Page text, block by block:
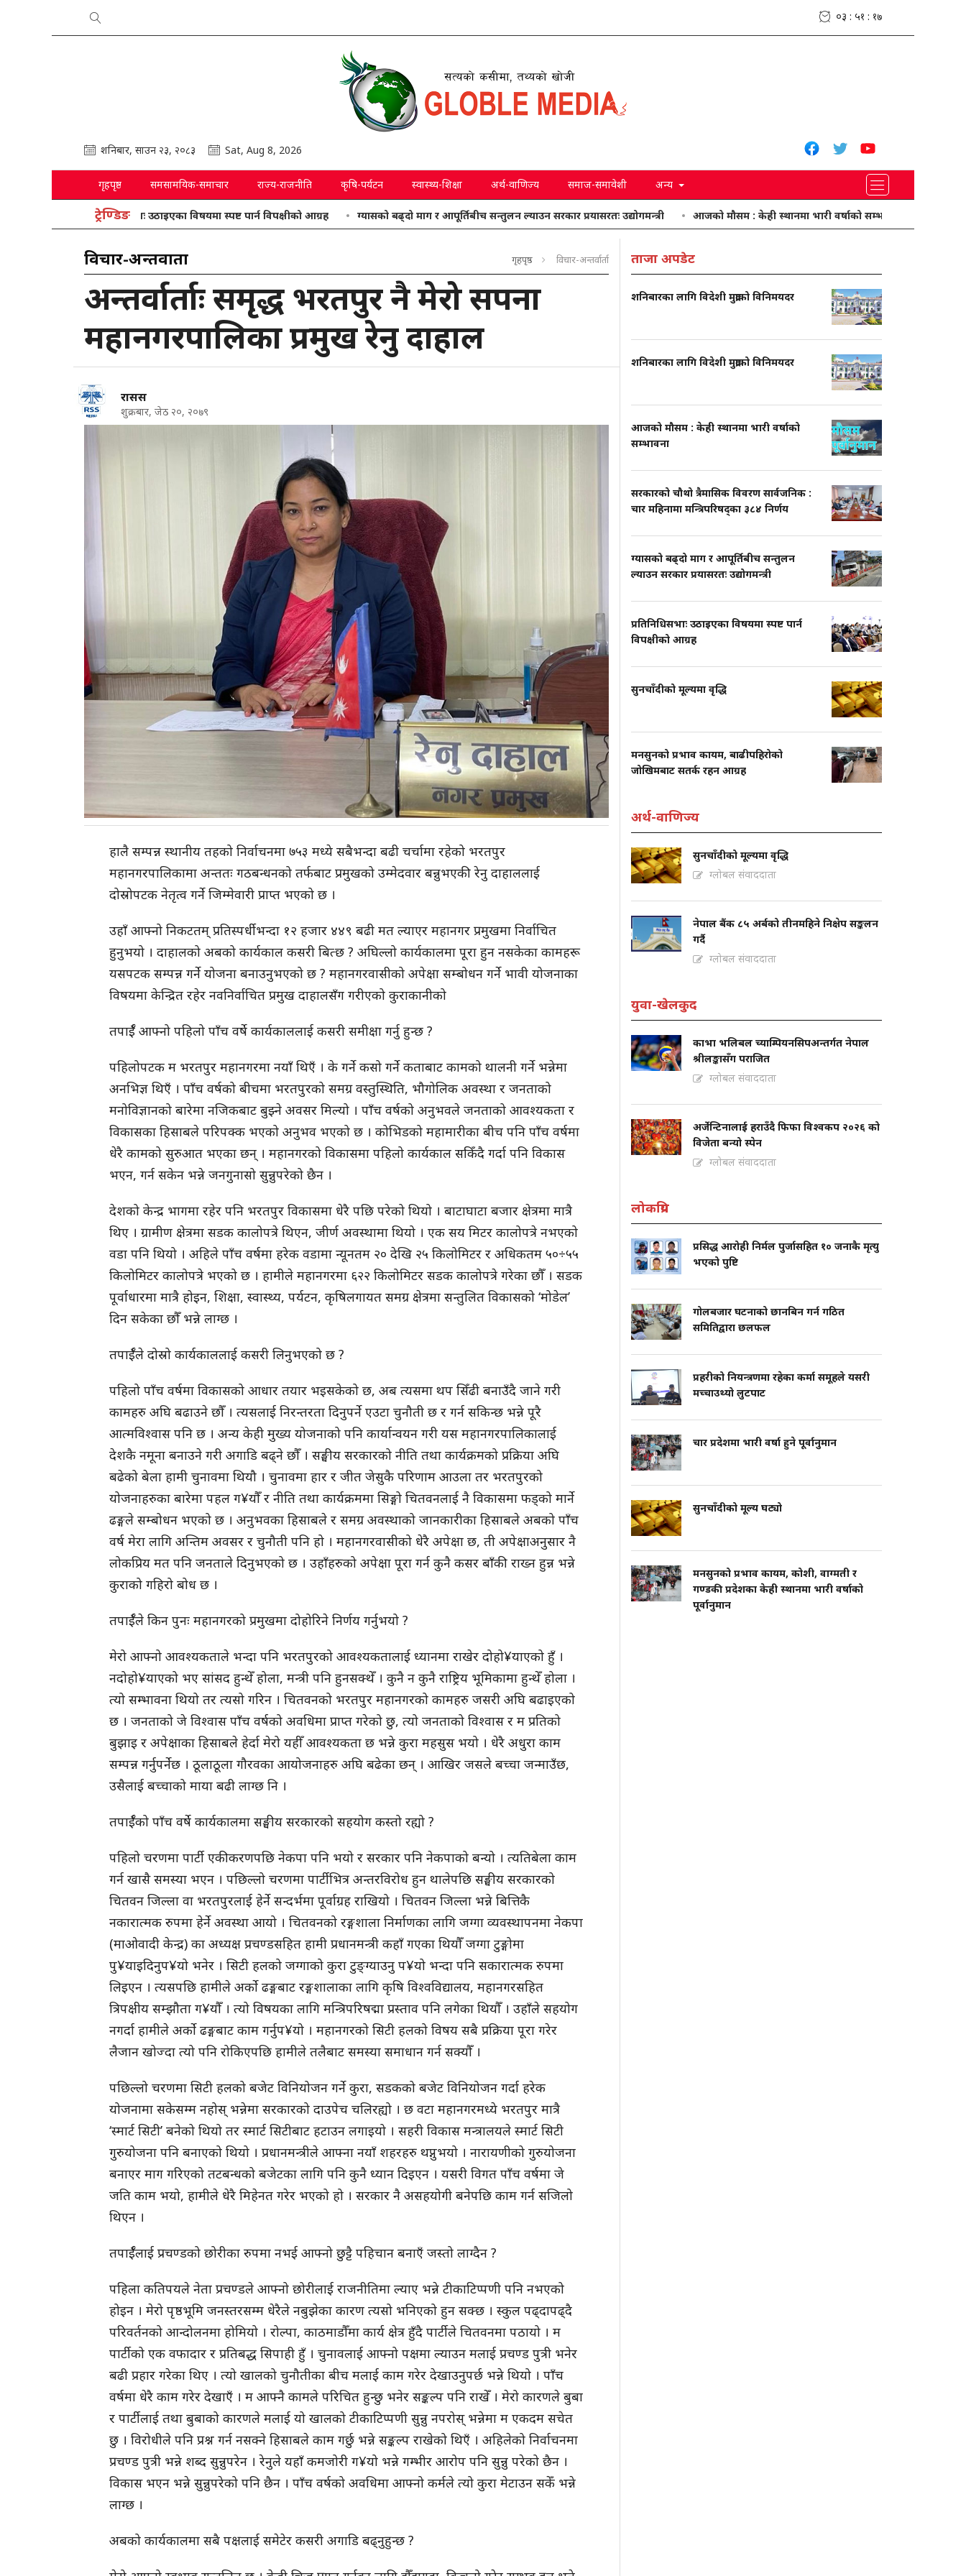
०३ : ५१ : १८
शनिबार, साउन २३, २०८३ Sat, Aug 8, 2026
गृहपृष्ठ समसामयिक-समाचार राज्य-राजनीति कृषि-पर्यटन स्वास्थ्य-शिक्षा अर्थ-वाणिज्य समाज-समावेशी अन्य
ट्रेण्डिङ
प्रतिनिधिसभाः उठाइएका विषयमा स्पष्ट पार्न विपक्षीको आग्रह ग्यासको बढ्दो माग र आपूर्तिबीच सन्तुलन ल्याउन सरकार प्रयासरतः उद्योगमन्त्री आजको मौसम : केही स्थानमा भारी वर्षाको सम्भावना
विचार-अन्तर्वार्ता गृहपृष्ठ विचार-अन्तर्वार्ता
अन्तर्वार्ताः समृद्ध भरतपुर नै मेरो सपना
महानगरपालिका प्रमुख रेनु दाहाल
रासस
शुक्रबार, जेठ २०, २०७९
हालै सम्पन्न स्थानीय तहको निर्वाचनमा ७५३ मध्ये सबैभन्दा बढी चर्चामा रहेको भरतपुर
महानगरपालिकामा अन्ततः गठबन्धनको तर्फबाट प्रमुखको उम्मेदवार बन्नुभएकी रेनु दाहाललाई
दोस्रोपटक नेतृत्व गर्ने जिम्मेवारी प्राप्त भएको छ ।
उहाँ आफ्नो निकटतम् प्रतिस्पर्धीभन्दा १२ हजार ४४९ बढी मत ल्याएर महानगर प्रमुखमा निर्वाचित
हुनुभयो । दाहालको अबको कार्यकाल कसरी बित्छ ? अघिल्लो कार्यकालमा पूरा हुन नसकेका कामहरू
यसपटक सम्पन्न गर्ने योजना बनाउनुभएको छ ? महानगरवासीको अपेक्षा सम्बोधन गर्ने भावी योजनाका
विषयमा केन्द्रित रहेर नवनिर्वाचित प्रमुख दाहालसँग गरीएको कुराकानीको
तपाईँ आफ्नो पहिलो पाँच वर्षे कार्यकाललाई कसरी समीक्षा गर्नु हुन्छ ?
पहिलोपटक म भरतपुर महानगरमा नयाँ थिएँ । के गर्ने कसो गर्ने कताबाट कामको थालनी गर्ने भन्नेमा
अनभिज्ञ थिएँ । पाँच वर्षको बीचमा भरतपुरको समग्र वस्तुस्थिति, भौगोलिक अवस्था र जनताको
मनोविज्ञानको बारेमा नजिकबाट बुझ्ने अवसर मिल्यो । पाँच वर्षको अनुभवले जनताको आवश्यकता र
विकासका हिसाबले परिपक्क भएको अनुभव भएको छ । कोभिडको महामारीका बीच पनि पाँच वर्षमा
धेरै कामको सुरुआत भएका छन् । महानगरको विकासमा पहिलो कार्यकाल सकिँदै गर्दा पनि विकास
भएन, गर्न सकेन भन्ने जनगुनासो सुन्नुपरेको छैन ।
देशको केन्द्र भागमा रहेर पनि भरतपुर विकासमा धेरै पछि परेको थियो । बाटाघाटा बजार क्षेत्रमा मात्रै
थिए । ग्रामीण क्षेत्रमा सडक कालोपत्रे थिएन, जीर्ण अवस्थामा थियो । एक सय मिटर कालोपत्रे नभएको
वडा पनि थियो । अहिले पाँच वर्षमा हरेक वडामा न्यूनतम २० देखि २५ किलोमिटर र अधिकतम ५०÷५५
किलोमिटर कालोपत्रे भएको छ । हामीले महानगरमा ६२२ किलोमिटर सडक कालोपत्रे गरेका छौँ । सडक
पूर्वाधारमा मात्रै होइन, शिक्षा, स्वास्थ्य, पर्यटन, कृषिलगायत समग्र क्षेत्रमा सन्तुलित विकासको ‘मोडेल’
दिन सकेका छौँ भन्ने लाग्छ ।
तपाईँले दोस्रो कार्यकाललाई कसरी लिनुभएको छ ?
पहिलो पाँच वर्षमा विकासको आधार तयार भइसकेको छ, अब त्यसमा थप सिँढी बनाउँदै जाने गरी
कामहरु अघि बढाउने छौँ । त्यसलाई निरन्तरता दिनुपर्ने एउटा चुनौती छ र गर्न सकिन्छ भन्ने पूरै
आत्मविश्वास पनि छ । अन्य केही मुख्य योजनाको पनि कार्यान्वयन गरी यस महानगरपालिकालाई
देशकै नमूना बनाउने गरी अगाडि बढ्ने छौँ । सङ्घीय सरकारको नीति तथा कार्यक्रमको प्रक्रिया अघि
बढेको बेला हामी चुनावमा थियौ । चुनावमा हार र जीत जेसुकै परिणाम आउला तर भरतपुरको
योजनाहरुका बारेमा पहल ग¥यौँ र नीति तथा कार्यक्रममा सिङ्गो चितवनलाई नै विकासमा फड्को मार्ने
ढङ्गले सम्बोधन भएको छ । अनुभवका हिसाबले र समग्र अवस्थाको जानकारीका हिसाबले अबको पाँच
वर्ष मेरा लागि अन्तिम अवसर र चुनौती पनि हो । महानगरवासीको धेरै अपेक्षा छ, ती अपेक्षाअनुसार नै
लोकप्रिय मत पनि जनताले दिनुभएको छ । उहाँहरुको अपेक्षा पूरा गर्न कुनै कसर बाँकी राख्न हुन्न भन्ने
कुराको गहिरो बोध छ ।
तपाईँले किन पुनः महानगरको प्रमुखमा दोहोरिने निर्णय गर्नुभयो ?
मेरो आफ्नो आवश्यकताले भन्दा पनि भरतपुरको आवश्यकतालाई ध्यानमा राखेर दोहो¥याएको हुँ ।
नदोहो¥याएको भए सांसद हुन्थेँ होला, मन्त्री पनि हुनसक्थेँ । कुनै न कुनै राष्ट्रिय भूमिकामा हुन्थेँ होला ।
त्यो सम्भावना थियो तर त्यसो गरिन । चितवनको भरतपुर महानगरको कामहरु जसरी अघि बढाइएको
छ । जनताको जे विश्वास पाँच वर्षको अवधिमा प्राप्त गरेको छु, त्यो जनताको विश्वास र म प्रतिको
बुझाइ र अपेक्षाका हिसाबले हेर्दा मेरो यहीँ आवश्यकता छ भन्ने कुरा महसुस भयो । धेरै अधुरा काम
सम्पन्न गर्नुपर्नेछ । ठूलाठूला गौरवका आयोजनाहरु अघि बढेका छन् । आखिर जसले बच्चा जन्माउँछ,
उसैलाई बच्चाको माया बढी लाग्छ नि ।
तपाईँको पाँच वर्षे कार्यकालमा सङ्घीय सरकारको सहयोग कस्तो रह्यो ?
पहिलो चरणमा पार्टी एकीकरणपछि नेकपा पनि भयो र सरकार पनि नेकपाको बन्यो । त्यतिबेला काम
गर्न खासै समस्या भएन । पछिल्लो चरणमा पार्टीभित्र अन्तरविरोध हुन थालेपछि सङ्घीय सरकारको
चितवन जिल्ला वा भरतपुरलाई हेर्ने सन्दर्भमा पूर्वाग्रह राखियो । चितवन जिल्ला भन्ने बित्तिकै
नकारात्मक रुपमा हेर्ने अवस्था आयो । चितवनको रङ्गशाला निर्माणका लागि जग्गा व्यवस्थापनमा नेकपा
(माओवादी केन्द्र) का अध्यक्ष प्रचण्डसहित हामी प्रधानमन्त्री कहाँ गएका थियौँ जग्गा टुङ्गोमा
पु¥याइदिनुप¥यो भनेर । सिटी हलको जग्गाको कुरा टुङ्ग्याउनु प¥यो भन्दा पनि सकारात्मक रुपमा
लिइएन । त्यसपछि हामीले अर्को ढङ्गबाट रङ्गशालाका लागि कृषि विश्वविद्यालय, महानगरसहित
त्रिपक्षीय सम्झौता ग¥यौँ । त्यो विषयका लागि मन्त्रिपरिषद्मा प्रस्ताव पनि लगेका थियौँ । उहाँले सहयोग
नगर्दा हामीले अर्को ढङ्गबाट काम गर्नुप¥यो । महानगरको सिटी हलको विषय सबै प्रक्रिया पूरा गरेर
लैजान खोज्दा त्यो पनि रोकिएपछि हामीले तलैबाट समस्या समाधान गर्न सक्यौँ ।
पछिल्लो चरणमा सिटी हलको बजेट विनियोजन गर्ने कुरा, सडकको बजेट विनियोजन गर्दा हरेक
योजनामा सकेसम्म नहोस् भन्नेमा सरकारको दाउपेच चलिरह्यो । छ वटा महानगरमध्ये भरतपुर मात्रै
‘स्मार्ट सिटी’ बनेको थियो तर स्मार्ट सिटीबाट हटाउन लगाइयो । सहरी विकास मन्त्रालयले स्मार्ट सिटी
गुरुयोजना पनि बनाएको थियो । प्रधानमन्त्रीले आफ्ना नयाँ शहरहरु थप्नुभयो । नारायणीको गुरुयोजना
बनाएर माग गरिएको तटबन्धको बजेटका लागि पनि कुनै ध्यान दिइएन । यसरी विगत पाँच वर्षमा जे
जति काम भयो, हामीले धेरै मिहेनत गरेर भएको हो । सरकार नै असहयोगी बनेपछि काम गर्न सजिलो
थिएन ।
तपाईँलाई प्रचण्डको छोरीका रुपमा नभई आफ्नो छुट्टै पहिचान बनाएँ जस्तो लाग्दैन ?
पहिला कतिपयले नेता प्रचण्डले आफ्नो छोरीलाई राजनीतिमा ल्याए भन्ने टीकाटिप्पणी पनि नभएको
होइन । मेरो पृष्ठभूमि जनस्तरसम्म धेरैले नबुझेका कारण त्यसो भनिएको हुन सक्छ । स्कुल पढ्दापढ्दै
परिवर्तनको आन्दोलनमा होमियो । रोल्पा, काठमाडौँमा कार्य क्षेत्र हुँदै पार्टीले चितवनमा पठायो । म
पार्टीको एक वफादार र प्रतिबद्ध सिपाही हुँ । चुनावलाई आफ्नो पक्षमा ल्याउन मलाई प्रचण्ड पुत्री भनेर
बढी प्रहार गरेका थिए । त्यो खालको चुनौतीका बीच मलाई काम गरेर देखाउनुपर्छ भन्ने थियो । पाँच
वर्षमा धेरै काम गरेर देखाएँ । म आफ्नै कामले परिचित हुन्छु भनेर सङ्कल्प पनि राखेँ । मेरो कारणले बुबा
र पार्टीलाई तथा बुबाको कारणले मलाई यो खालको टीकाटिप्पणी सुन्नु नपरोस् भन्नेमा म एकदम सचेत
छु । विरोधीले पनि प्रश्न गर्न नसक्ने हिसाबले काम गर्छु भन्ने सङ्कल्प राखेको थिएँ । अहिलेको निर्वाचनमा
प्रचण्ड पुत्री भन्ने शब्द सुन्नुपरेन । रेनुले यहाँ कमजोरी ग¥यो भन्ने गम्भीर आरोप पनि सुन्नु परेको छैन ।
विकास भएन भन्ने सुन्नुपरेको पनि छैन । पाँच वर्षको अवधिमा आफ्नो कर्मले त्यो कुरा मेटाउन सकेँ भन्ने
लाग्छ ।
अबको कार्यकालमा सबै पक्षलाई समेटेर कसरी अगाडि बढ्नुहुन्छ ?
ताजा अपडेट
शनिबारका लागि विदेशी मुद्राको विनिमयदर
शनिबारका लागि विदेशी मुद्राको विनिमयदर
आजको मौसम : केही स्थानमा भारी वर्षाको
सम्भावना
सरकारको चौथो त्रैमासिक विवरण सार्वजनिक :
चार महिनामा मन्त्रिपरिषद्का ३८४ निर्णय
ग्यासको बढ्दो माग र आपूर्तिबीच सन्तुलन
ल्याउन सरकार प्रयासरतः उद्योगमन्त्री
प्रतिनिधिसभाः उठाइएका विषयमा स्पष्ट पार्न
विपक्षीको आग्रह
सुनचाँदीको मूल्यमा वृद्धि
मनसुनको प्रभाव कायम, बाढीपहिरोको
जोखिमबाट सतर्क रहन आग्रह
अर्थ-वाणिज्य
सुनचाँदीको मूल्यमा वृद्धि
ग्लोबल संवाददाता
नेपाल बैंक ८५ अर्बको तीनमहिने निक्षेप सङ्कलन
गर्दै
ग्लोबल संवाददाता
युवा-खेलकुद
काभा भलिबल च्याम्पियनसिपअन्तर्गत नेपाल
श्रीलङ्कासँग पराजित
ग्लोबल संवाददाता
अर्जेन्टिनालाई हराउँदै फिफा विश्वकप २०२६ को
विजेता बन्यो स्पेन
ग्लोबल संवाददाता
लोकप्रिय
प्रसिद्ध आरोही निर्मल पुर्जासहित १० जनाकै मृत्यु
भएको पुष्टि
गोलबजार घटनाको छानबिन गर्न गठित
समितिद्वारा छलफल
प्रहरीको नियन्त्रणमा रहेका कर्मा समूहले यसरी
मच्चाउथ्यो लुटपाट
चार प्रदेशमा भारी वर्षा हुने पूर्वानुमान
सुनचाँदीको मूल्य घट्यो
मनसुनको प्रभाव कायम, कोशी, वाग्मती र
गण्डकी प्रदेशका केही स्थानमा भारी वर्षाको
पूर्वानुमान